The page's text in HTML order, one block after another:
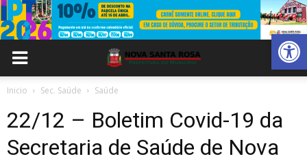
Abrir
Inicio Sec. Saúde Saúde
22/12 – Boletim Covid-19 da
Secretaria de Saúde de Nova